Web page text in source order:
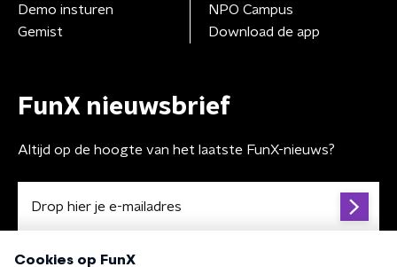
Demo insturen
Gemist
NPO Campus
Download de app
FunX nieuwsbrief
Altijd op de hoogte van het laatste FunX-nieuws?